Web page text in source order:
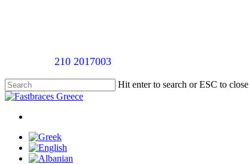
210 2017003
Hit enter to search or ESC to close
Close